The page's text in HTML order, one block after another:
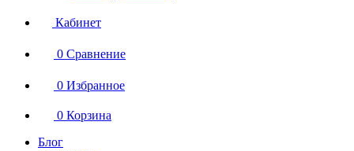
Кабинет
0 Сравнение
0 Избранное
0 Корзина
Блог